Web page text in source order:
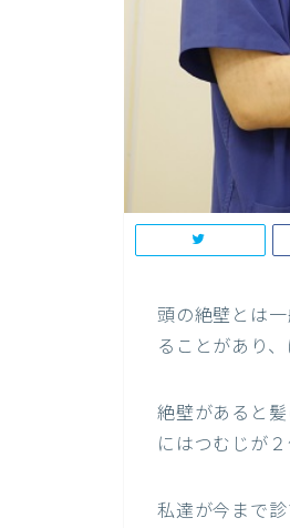
頭の絶壁とは
ることがあり
絶壁があると
にはつむじが
私達が今まで